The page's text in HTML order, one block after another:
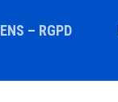
ENS – RGPD